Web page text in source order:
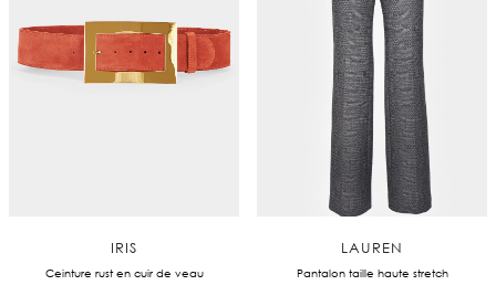
IRIS
Ceinture rust en cuir de veau
LAUREN
Pantalon taille haute stretch